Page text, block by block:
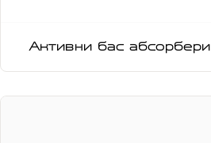
Активни бас абсорбери